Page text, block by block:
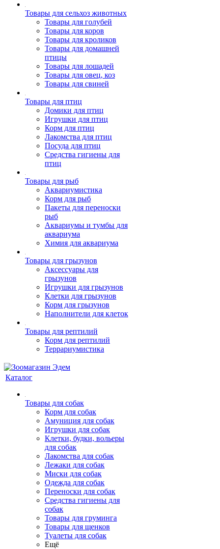
Товары для сельхоз животных
Товары для голубей
Товары для коров
Товары для кроликов
Товары для домашней
птицы
Товары для лошадей
Товары для овец, коз
Товары для свиней
Товары для птиц
Домики для птиц
Игрушки для птиц
Корм для птиц
Лакомства для птиц
Посуда для птиц
Средства гигиены для
птиц
Товары для рыб
Аквариумистика
Корм для рыб
Пакеты для переноски
рыб
Аквариумы и тумбы для
аквариума
Химия для аквариума
Товары для грызунов
Аксессуары для
грызунов
Игрушки для грызунов
Клетки для грызунов
Корм для грызунов
Наполнители для клеток
Товары для рептилий
Корм для рептилий
Террариумистика
Каталог
Товары для собак
Корм для собак
Амуниция для собак
Игрушки для собак
Клетки, будки, вольеры
для собак
Лакомства для собак
Лежаки для собак
Миски для собак
Одежда для собак
Переноски для собак
Средства гигиены для
собак
Товары для груминга
Товары для щенков
Туалеты для собак
Ещё